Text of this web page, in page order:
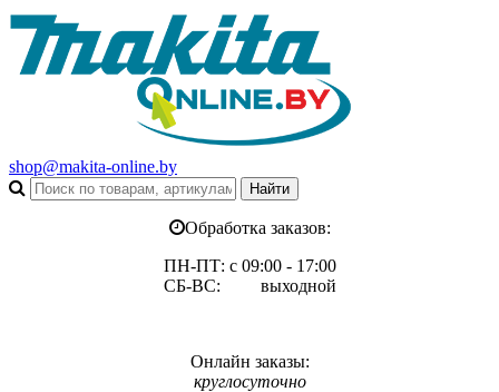
shop@makita-online.by
Обработка заказов:
ПН-ПТ: с 09:00 - 17:00
СБ-ВС: выходной
Онлайн заказы:
круглосуточно